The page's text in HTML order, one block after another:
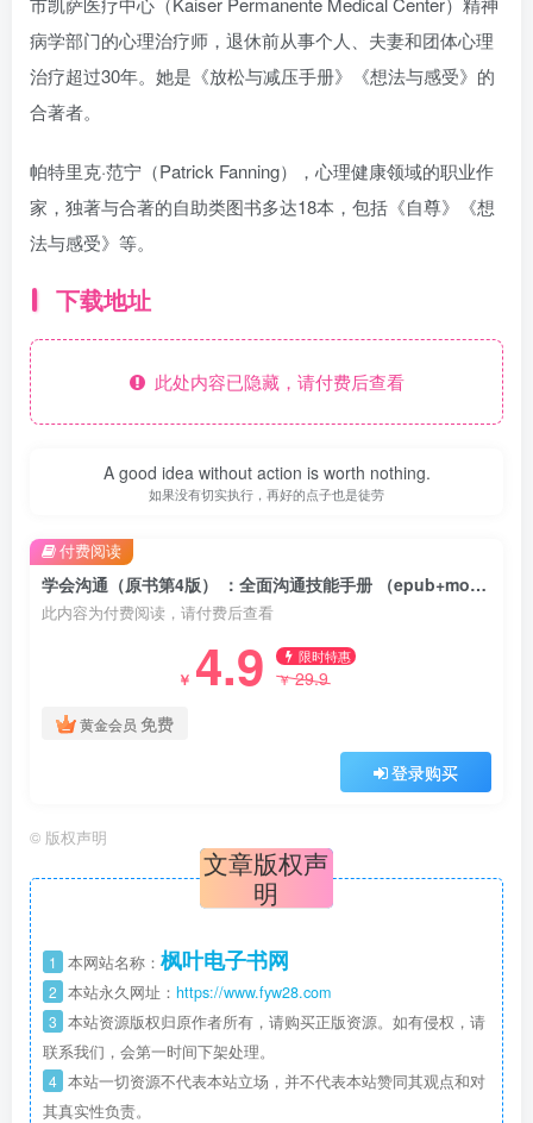
病学部门的心理治疗师，退休前从事个人、夫妻和团体心理
治疗超过30年。她是《放松与减压手册》《想法与感受》的
合著者。
帕特里克·范宁（Patrick Fanning），心理健康领域的职业作
家，独著与合著的自助类图书多达18本，包括《自尊》《想
法与感受》等。
下载地址
此处内容已隐藏，请付费后查看
A good idea without action is worth nothing.
如果没有切实执行，再好的点子也是徒劳
学会沟通（原书第4版） ：全面沟通技能手册 （epub+mobi+pdf）
此内容为付费阅读，请付费后查看
￥ 4.9 限时特惠
￥29.9
黄金会员 免费
登录购买
付费阅读
© 版权声明
文章版权声
明
1 本网站名称： 枫叶电子书网
2 本站永久网址： https://www.fyw28.com
3 本站资源版权归原作者所有，请购买正版资源。如有侵权，请
联系我们，会第一时间下架处理。
4 本站一切资源不代表本站立场，并不代表本站赞同其观点和对
其真实性负责。